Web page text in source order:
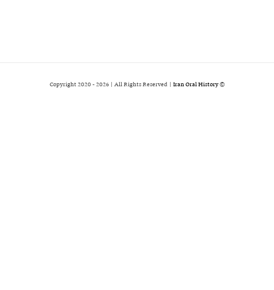
© Copyright 2020 -
2026 | All Rights Reserved | Iran Oral History